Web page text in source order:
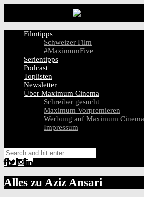
Filmtipps
Schweizer Film
#MaximumFive
Serientipps
Podcast
Toplisten
Newsletter
Über Maximum Cinema
Schreiber gesucht
Maximum Vorpremieren
Werbung auf Maximum Cinema
Impressum
Alles zu Aziz Ansari